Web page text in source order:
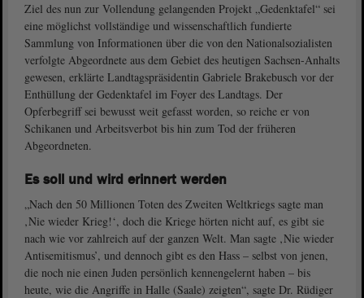
Ziel des nun zur Vollendung gelangenden Projekt „Gedenktafel“ sei
eine möglichst vollständige und wissenschaftlich fundierte
Sammlung von Informationen über die von den Nationalsozialisten
verfolgte Abgeordnete aus dem Gebiet des heutigen Sachsen-Anhalts
gewesen, erklärte Landtagspräsidentin Gabriele Brakebusch vor der
Enthüllung der Gedenktafel im Foyer des Landtags. Der
Opferbegriff sei bewusst weit gefasst worden, so reiche er von
Schikanen und Arbeitsverbot bis hin zum Tod der früheren
Abgeordneten.
Es soll und wird erinnert werden
„Nach den 50 Millionen Toten des Zweiten Weltkriegs sagte man
‚Nie wieder Krieg!‘, doch die Kriege hörten nicht auf, es gibt sie
nach wie vor zahlreich auf der ganzen Welt. Man sagte ‚Nie wieder
Antisemitismus’, und dennoch gibt es den Hass – selbst von jenen,
die noch nie einen Juden persönlich kennengelernt haben – bis
heute, wie die Angriffe in Halle (Saale) zeigten“, sagte Dr. Rüdiger